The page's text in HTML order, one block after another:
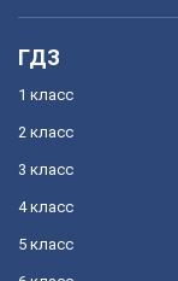
ГДЗ
1 класс
2 класс
3 класс
4 класс
5 класс